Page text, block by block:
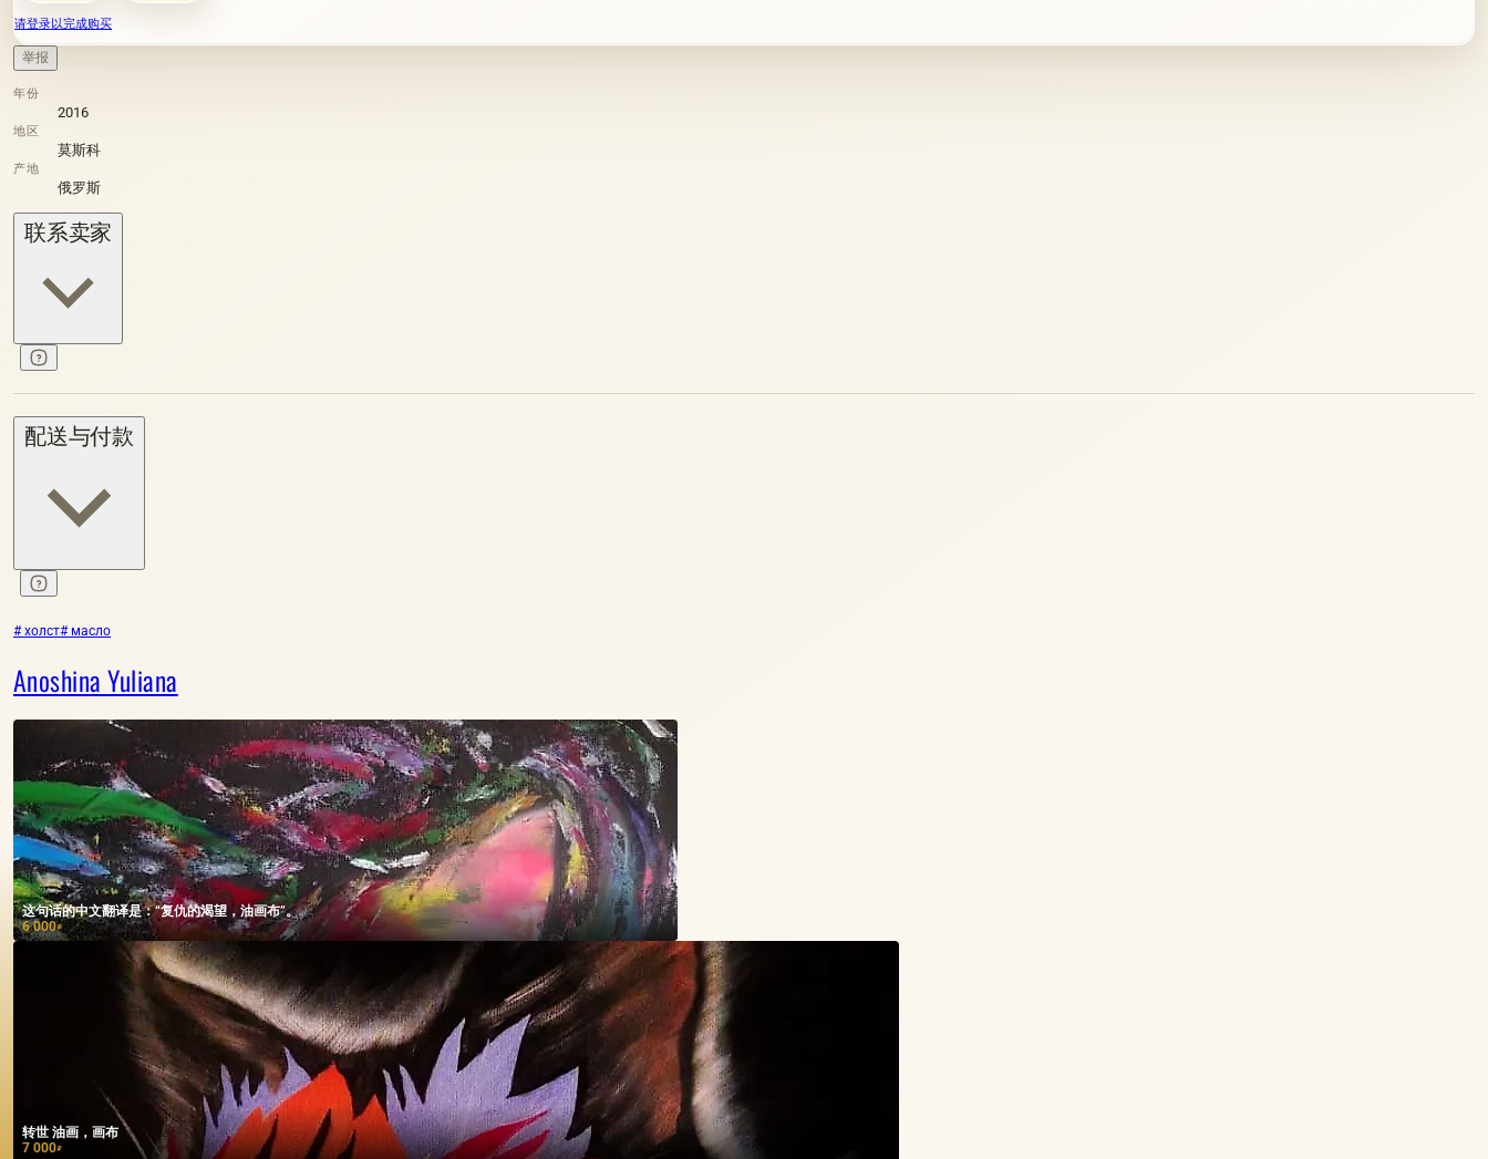
请登录以完成购买
举报
年份
2016
地区
莫斯科
产地
俄罗斯
联系卖家
配送与付款
# холст# масло
Anoshina Yuliana
这句话的中文翻译是：“复仇的渴望，油画布”。
6 000₽
转世 油画，画布
7 000₽